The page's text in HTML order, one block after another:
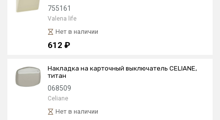
755161
Valena life
Нет в наличии
612 ₽
Накладка на карточный выключатель CELIANE,
титан
068509
Celiane
Нет в наличии